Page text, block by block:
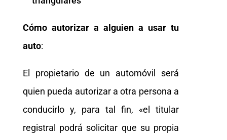
Cómo autorizar a alguien a usar tu
auto:
El propietario de un automóvil será
quien pueda autorizar a otra persona a
conducirlo y, para tal fin, «el titular
registral podrá solicitar que su propia